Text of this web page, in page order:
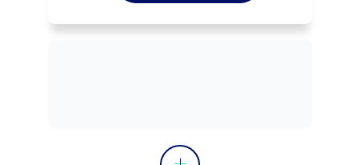
(pots, engrais, terreau, produits
clientèle de particuliers selon la
Peut coordonner une équipe.